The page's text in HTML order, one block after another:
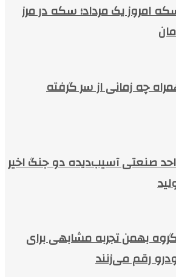
امروز یک مرداد؛ سکه در مرز
چه زمانی از سر گرفته
۴۶ واحد صنعتی آسیب‌دیده دو جنگ اخیر
بهمن تجربه مشابهی برای
رقم می‌زنند